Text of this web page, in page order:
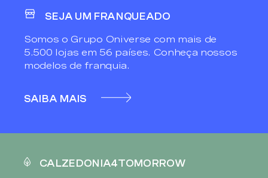
SEJA UM FRANQUEADO
Somos o Grupo Oniverse com mais de
5.500 lojas em 56 países. Conheça nossos
modelos de franquia.
SAIBA MAIS
CALZEDONIA4TOMORROW